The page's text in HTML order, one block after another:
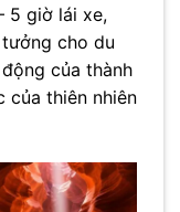
5 giờ lái xe,
cho du
của thành
của thiên nhiên